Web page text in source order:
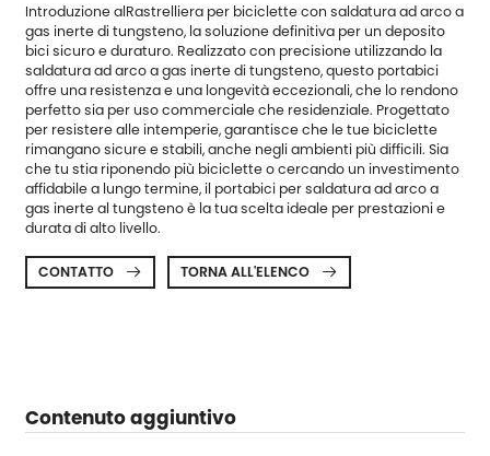
Introduzione alRastrelliera per biciclette con saldatura ad arco a
gas inerte di tungsteno, la soluzione definitiva per un deposito
bici sicuro e duraturo. Realizzato con precisione utilizzando la
saldatura ad arco a gas inerte di tungsteno, questo portabici
offre una resistenza e una longevità eccezionali, che lo rendono
perfetto sia per uso commerciale che residenziale. Progettato
per resistere alle intemperie, garantisce che le tue biciclette
rimangano sicure e stabili, anche negli ambienti più difficili. Sia
che tu stia riponendo più biciclette o cercando un investimento
affidabile a lungo termine, il portabici per saldatura ad arco a
gas inerte al tungsteno è la tua scelta ideale per prestazioni e
durata di alto livello.
CONTATTO  TORNA ALL'ELENCO 
Contenuto aggiuntivo